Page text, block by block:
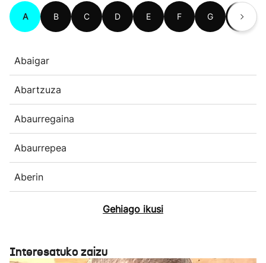
A B C D E F G H
Abaigar
Abartzuza
Abaurregaina
Abaurrepea
Aberin
Gehiago ikusi
Interesatuko zaizu